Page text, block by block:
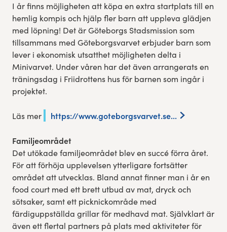
I år finns möjligheten att köpa en extra startplats till en
hemlig kompis och hjälp fler barn att uppleva glädjen
med löpning! Det är Göteborgs Stadsmission som
tillsammans med Göteborgsvarvet erbjuder barn som
lever i ekonomisk utsatthet möjligheten delta i
Minivarvet. Under våren har det även arrangerats en
träningsdag i Friidrottens hus för barnen som ingår i
projektet.
Läs mer https://www.goteborgsvarvet.se...
Familjeområdet
Det utökade familjeområdet blev en succé förra året.
För att förhöja upplevelsen ytterligare fortsätter
området att utvecklas. Bland annat finner man i år en
food court med ett brett utbud av mat, dryck och
sötsaker, samt ett picknickområde med
färdiguppställda grillar för medhavd mat. Självklart är
även ett flertal partners på plats med aktiviteter för